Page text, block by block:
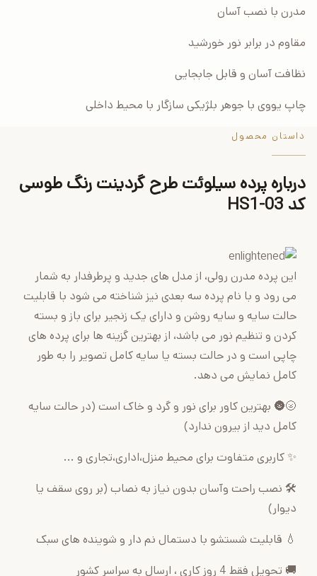
مدرن با نصب آسان
مقاوم در برابر نور خورشید
نظافت آسان و قابل جابجایی
چاپ یووی با جوهر بلژیکی سازگار با محیط داخلی
داستان محصول
درباره پرده سیلوئت طرح گردینت رنگ طوسی
کد HS1-03
این پرده مدرن رولی، از مدل های جدید و پرطرفدار به شمار
می رود و با نام پرده سه بعدی نیز شناخته می شود با قابلیت
حالت سایه و سایه روشن و دارای یک زنجیر برای باز و بسته
کردن و تنظیم نور می باشد، از بهترین گزینه ها برای پرده های
چاپی است و در حالت بسته یا سایه کامل تصویر را به طور
کامل نمایش می دهد.
🌝🌚 بهترین کاور برای نور و گرد و خاک است (در حالت سایه
کامل دید از بیرون ندارد)
✨ کاربری متفاوت برای محیط منزل،اداری،تجاری و ...
🛠 نصب راحت وآسان بدون نیاز به نصاب (بر روی سقف یا
دیوار)
💧 قابلیت شستشو با دستمال نم دار و شوینده های سبک
🚚 تحویل فقط 4 روز کاری ، ارسال به سراسر کشور